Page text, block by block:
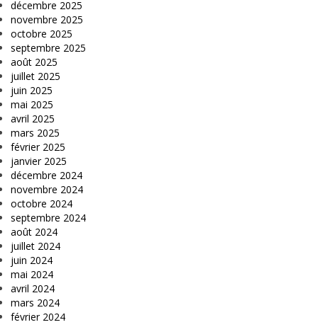
décembre 2025
novembre 2025
octobre 2025
septembre 2025
août 2025
juillet 2025
juin 2025
mai 2025
avril 2025
mars 2025
février 2025
janvier 2025
décembre 2024
novembre 2024
octobre 2024
septembre 2024
août 2024
juillet 2024
juin 2024
mai 2024
avril 2024
mars 2024
février 2024